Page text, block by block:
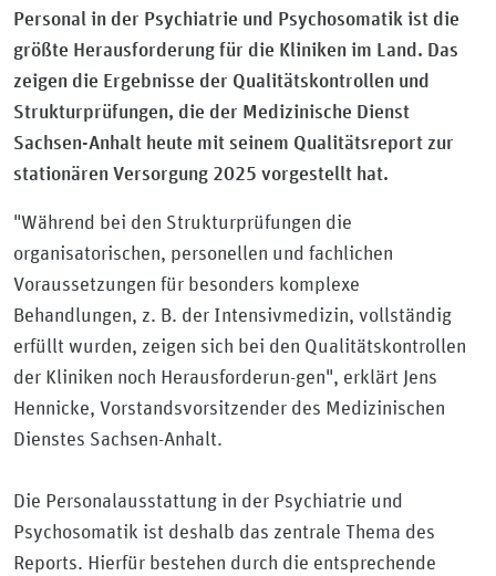
Personal in der Psychiatrie und Psychosomatik ist die
größte Herausforderung für die Kliniken im Land. Das
zeigen die Ergebnisse der Qualitätskontrollen und
Strukturprüfungen, die der Medizinische Dienst
Sachsen-Anhalt heute mit seinem Qualitätsreport zur
stationären Versorgung 2025 vorgestellt hat.
"Während bei den Strukturprüfungen die
organisatorischen, personellen und fachlichen
Voraussetzungen für besonders komplexe
Behandlungen, z. B. der Intensivmedizin, vollständig
erfüllt wurden, zeigen sich bei den Qualitätskontrollen
der Kliniken noch Herausforderun-gen", erklärt Jens
Hennicke, Vorstandsvorsitzender des Medizinischen
Dienstes Sachsen-Anhalt.
Die Personalausstattung in der Psychiatrie und
Psychosomatik ist deshalb das zentrale Thema des
Reports. Hierfür bestehen durch die entsprechende